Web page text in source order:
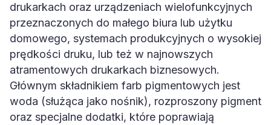
drukarkach oraz urządzeniach wielofunkcyjnych
przeznaczonych do małego biura lub użytku
domowego, systemach produkcyjnych o wysokiej
prędkości druku, lub też w najnowszych
atramentowych drukarkach biznesowych.
Głównym składnikiem farb pigmentowych jest
woda (służąca jako nośnik), rozproszony pigment
oraz specjalne dodatki, które poprawiają